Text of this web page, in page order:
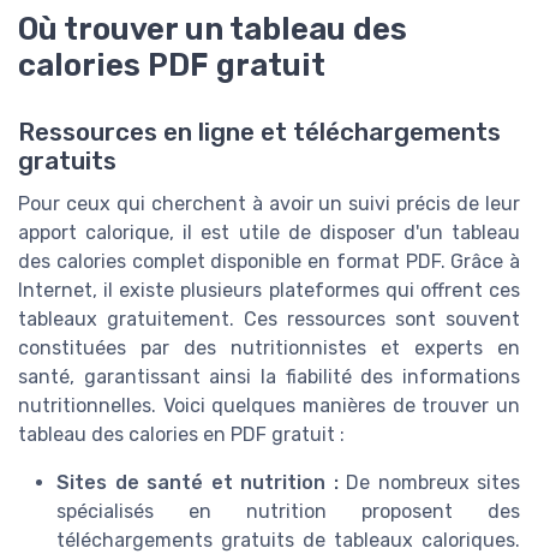
Où trouver un tableau des
calories PDF gratuit
Ressources en ligne et téléchargements
gratuits
Pour ceux qui cherchent à avoir un suivi précis de leur
apport calorique, il est utile de disposer d'un tableau
des calories complet disponible en format PDF. Grâce à
Internet, il existe plusieurs plateformes qui offrent ces
tableaux gratuitement. Ces ressources sont souvent
constituées par des nutritionnistes et experts en
santé, garantissant ainsi la fiabilité des informations
nutritionnelles. Voici quelques manières de trouver un
tableau des calories en PDF gratuit :
Sites de santé et nutrition :De nombreux sites
spécialisés en nutrition proposent des
téléchargements gratuits de tableaux caloriques.